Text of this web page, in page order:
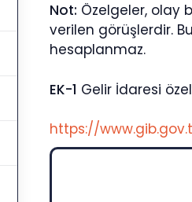
Not: Özelgeler, olay
verilen görüşlerdir.
hesaplanmaz.
EK-1 Gelir İdaresi
https://